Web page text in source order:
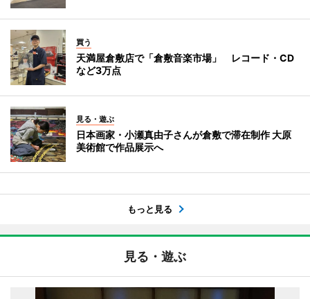
買う
天満屋倉敷店で「倉敷音楽市場」 レコード・CD
など3万点
見る・遊ぶ
日本画家・小瀬真由子さんが倉敷で滞在制作 大原
美術館で作品展示へ
もっと見る
見る・遊ぶ